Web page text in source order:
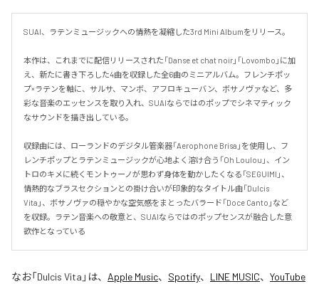
SUAI、ラテンミュージックへの情熱を凝縮した3rd Mini Albumをリリース。
本作は、これまでに配信リリースされた「Danse et chat noir」「Lovombo」に加
え、新たに書き下ろした4曲を収録した全6曲のミニアルバム。フレンチポッ
プ×ラテンを軸に、サルサ、マンボ、アフロキューバン、ボサノヴァなど、多
彩な音楽のエッセンスを取り入れ、SUAIならではのポップでシネマティック
なサウンドを描き出している。
収録曲には、ローランドのデジタル管楽器「Aerophone Brisa」を使用し、フ
レンチポップとラテンミュージックが心地よく溶け合う「Oh Loulou」、イン
トロのキメに続くモントゥーノが思わず身体を動かしたくなる「SEGUIMI」、
情熱的なブラスセクションとの掛け合いが印象的なタイトル曲「Dulcis
Vita」、ボサノヴァの穏やかな空気感をまとったバラード「Doce Canto」など
を収録。ラテン音楽への敬意と、SUAIならではのポップセンスが融合した意
欲作となっている
なお「Dulcis Vita 」は、 Apple Music、 Spotify、 LINE MUSIC、 YouTube